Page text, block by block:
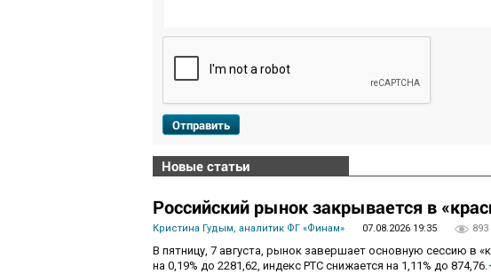
Отправить
Новые статьи
Российский рынок закрывается в
Кристина Гудым, аналитик ФГ «Финам» 07.08.2026 19:35 893
В пятницу, 7 августа, рынок завершает основную сессию в
на 0,19% до 2281,62, индекс РТС снижается на 1,11% до 874,76.